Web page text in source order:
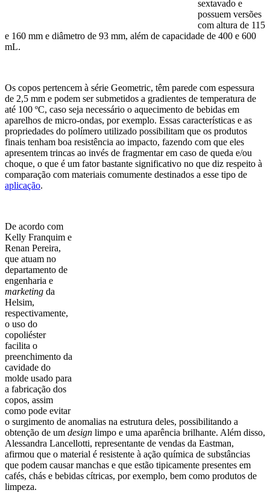
sextavado e
possuem versões
com altura de 115
e 160 mm e diâmetro de 93 mm, além de capacidade de 400 e 600
mL.
Os copos pertencem à série Geometric, têm parede com espessura
de 2,5 mm e podem ser submetidos a gradientes de temperatura de
até 100 ºC, caso seja necessário o aquecimento de bebidas em
aparelhos de micro-ondas, por exemplo. Essas características e as
propriedades do polímero utilizado possibilitam que os produtos
finais tenham boa resistência ao impacto, fazendo com que eles
apresentem trincas ao invés de fragmentar em caso de queda e/ou
choque, o que é um fator bastante significativo no que diz respeito à
comparação com materiais comumente destinados a esse tipo de
aplicação.
De acordo com
Kelly Franquim e
Renan Pereira,
que atuam no
departamento de
engenharia e
marketing da
Helsim,
respectivamente,
o uso do
copoliéster
facilita o
preenchimento da
cavidade do
molde usado para
a fabricação dos
copos, assim
como pode evitar
o surgimento de anomalias na estrutura deles, possibilitando a
obtenção de um design limpo e uma aparência brilhante. Além disso,
Alessandra Lancellotti, representante de vendas da Eastman,
afirmou que o material é resistente à ação química de substâncias
que podem causar manchas e que estão tipicamente presentes em
cafés, chás e bebidas cítricas, por exemplo, bem como produtos de
limpeza.